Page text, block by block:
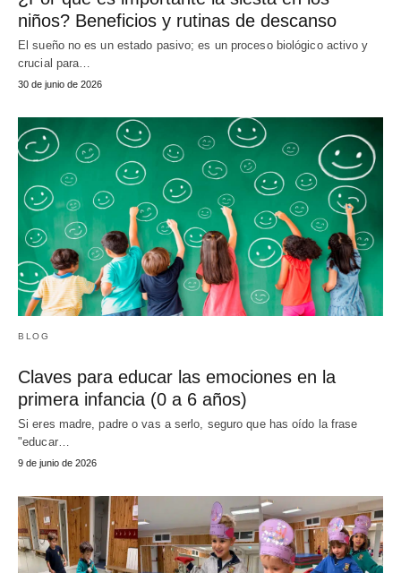
niños? Beneficios y rutinas de descanso
El sueño no es un estado pasivo; es un proceso biológico activo y
crucial para…
30 de junio de 2026
BLOG
Claves para educar las emociones en la
primera infancia (0 a 6 años)
Si eres madre, padre o vas a serlo, seguro que has oído la frase
"educar…
9 de junio de 2026